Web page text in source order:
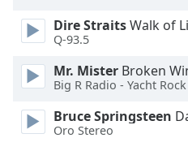
Edge
Style
Font
Dire StraitsWalk of
Q-93.5
Mr. Mister Broken
Big R Radio - Yacht Rock
Bruce Springsteen
Oro Stereo